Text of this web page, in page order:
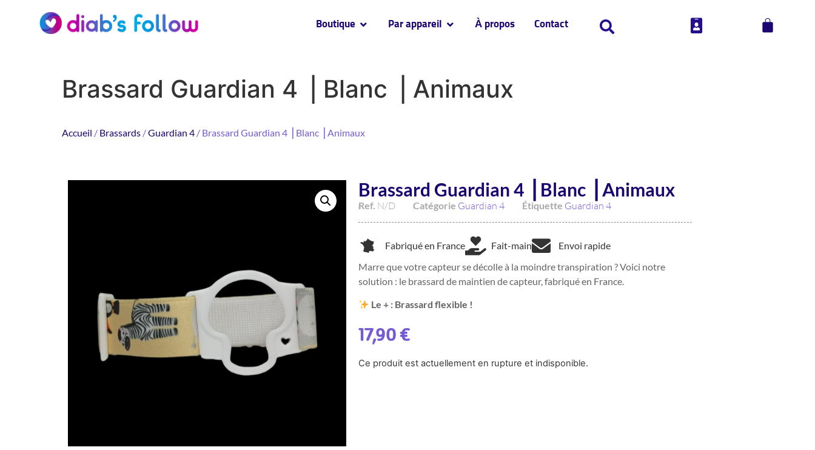
Boutique Par appareil À propos Contact
Brassard Guardian 4 ⎥ Blanc ⎥ Animaux
Accueil / Brassards /Guardian 4 / Brassard Guardian 4 ⎥ Blanc ⎥ Animaux
Brassard Guardian 4 ⎥ Blanc ⎥ Animaux
Ref. N/D Catégorie Guardian 4 Étiquette Guardian 4
Fabriqué en France Fait-main
Envoi rapide
Marre que votre capteur se décolle à la moindre transpiration ? Voici notre
solution : le brassard de maintien de capteur, fabriqué en France.
Le + : Brassard flexible !
17,90€
Ce produit est actuellement en rupture et indisponible.